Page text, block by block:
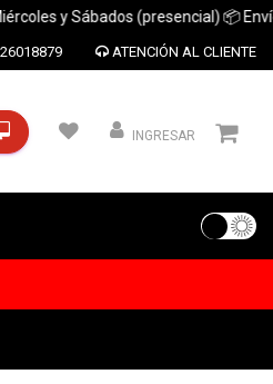
y Sábados (presencial) 📦 Envíos a
ATENCIÓN AL CLIENTE
INGRESAR